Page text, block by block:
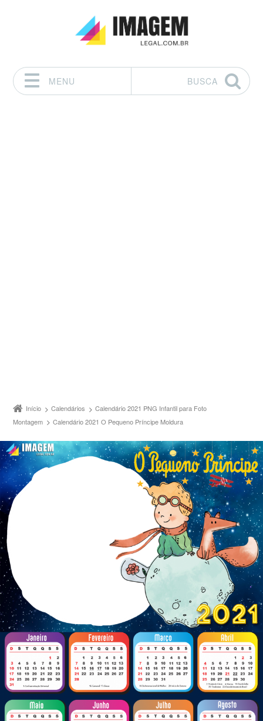
MENU
BUSCA
Início Calendários
Calendário 2021 PNG Infantil para Foto
Montagem
Calendário 2021 O Pequeno Príncipe Moldura